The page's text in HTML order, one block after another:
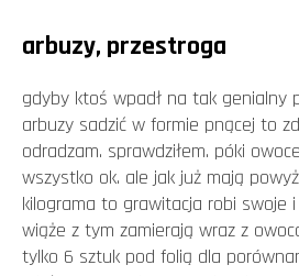
arbuzy, przestroga
gdyby ktoś wpadł na tak genialny
arbuzy sadzić w formie pnącej to
odradzam. sprawdziłem. póki
wszystko ok. ale jak już mają
kilograma to grawitacja robi swoje
wiąże z tym zamierają wraz z
tylko 6 sztuk pod folią dla